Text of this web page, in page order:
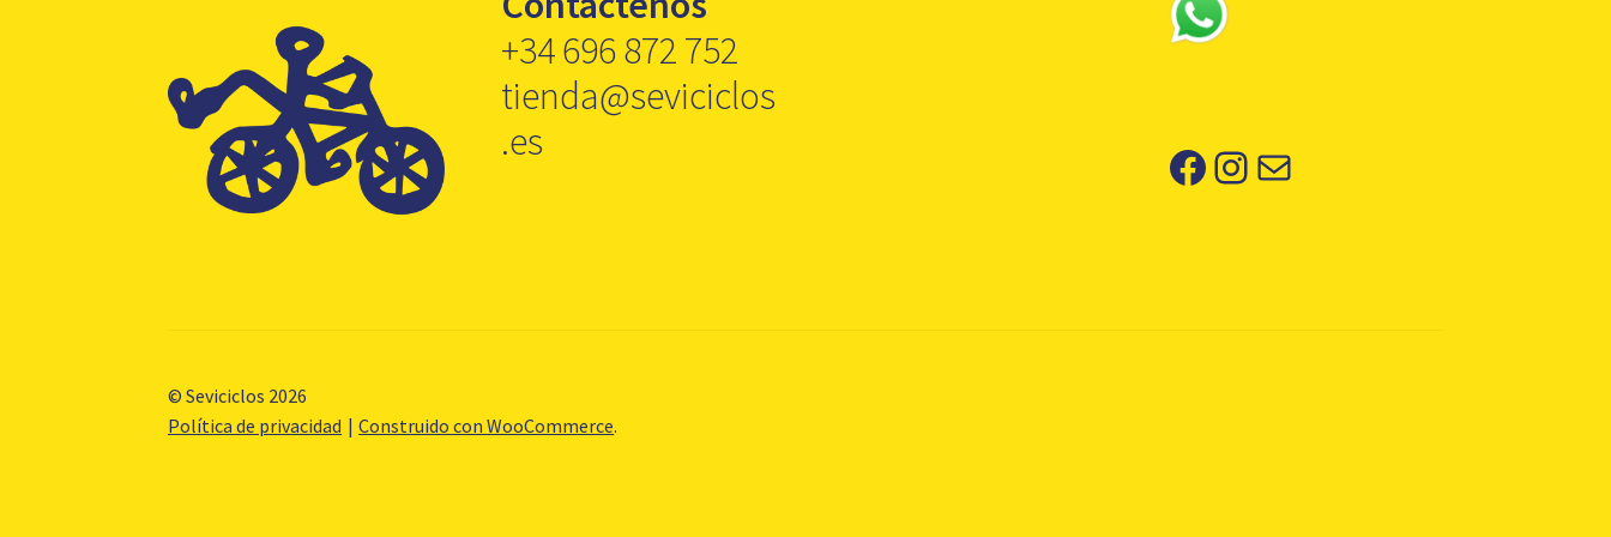
+34 696 872 752
tienda@seviciclos
.es
Facebook
Instagram
Correo electrónico
© Seviciclos 2026
Política de privacidad
Construido con WooCommerce.